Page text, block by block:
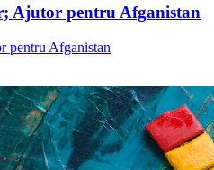
Ajutor pentru Afganistan
pentru Afganistan